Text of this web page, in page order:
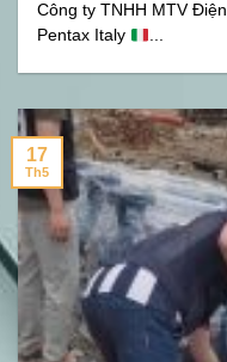
Công ty TNHH MTV
Pentax Italy
...
17
Th5